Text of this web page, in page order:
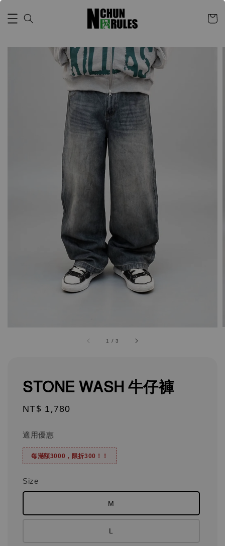
1 /3
STONE WASH 牛仔褲
Regular
NT$ 1,780
適用優惠
每滿額3000，限折300！！
Size
M
L